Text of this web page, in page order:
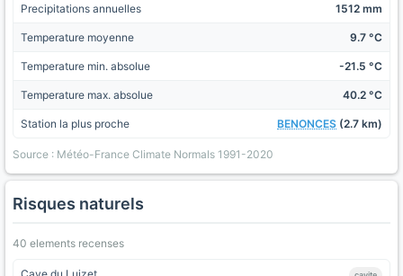
Precipitations annuelles 1512 mm
Temperature moyenne 9.7 °C
Temperature min. absolue -21.5 °C
Temperature max. absolue 40.2 °C
Station la plus proche BENONCES (2.7 km)
Source : Météo-France Climate Normals 1991-2020
Risques naturels
40 elements recenses